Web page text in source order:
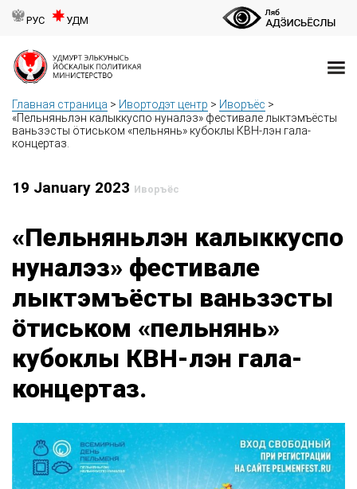
РУС УДМ
Главная страница > Ивортодэт центр > Иворъёс >
«Пельняньлэн калыккуспо нуналэз» фестивале лыктэмъёсты
ваньзэсты ӧтиськом «пельнянь» кубоклы КВН-лэн гала-
концертаз.
19 January 2023 Иворъёс
«Пельняньлэн калыккуспо
нуналэз» фестивале
лыктэмъёсты ваньзэсты
ӧтиськом «пельнянь»
кубоклы КВН-лэн гала-
концертаз.